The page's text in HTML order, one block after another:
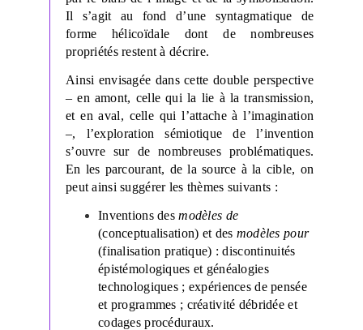
Il s’agit au fond d’une syntagmatique de
forme hélicoïdale dont de nombreuses
propriétés restent à décrire.
Ainsi envisagée dans cette double perspective
– en amont, celle qui la lie à la transmission,
et en aval, celle qui l’attache à l’imagination
–, l’exploration sémiotique de l’invention
s’ouvre sur de nombreuses problématiques.
En les parcourant, de la source à la cible, on
peut ainsi suggérer les thèmes suivants :
Inventions desmodèles de
(conceptualisation) et des modèles pour
(finalisation pratique) : discontinuités
épistémologiques et généalogies
technologiques ; expériences de pensée
et programmes ; créativité débridée et
codages procéduraux.